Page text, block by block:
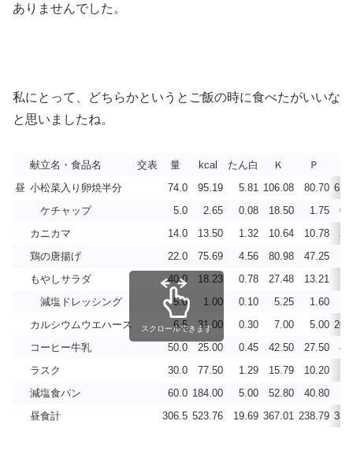
ありませんでした。
私にとって、どちらかというとご飯の時に食べたがいいな
と思いましたね。
献立名・食品名 交表 量 kcal たん白 Ｋ Ｐ
昼 小松菜入り卵焼半分 74.0 95.19 5.81 106.08 80.70
ケチャップ
5.0 2.65 0.08 18.50 1.75
カニカマ
14.0 13.50 1.32 10.64 10.78
鶏の唐揚げ
22.0 75.69 4.56 80.98 47.25
もやしサラダ
40.0 18.23 0.78 27.48 13.21
減塩ドレッシング
5.0 1.00 0.10 5.25 1.60
カルシウムウエハース
6.5 31.00 0.30 7.00 5.00
コーヒー牛乳
50.0 25.00 0.45 42.50 27.50
ラスク
30.0 77.50 1.29 15.79 10.20
減塩食パン
60.0 184.00 5.00 52.80 40.80
昼食計
306.5 523.76 19.69 367.01 238.79
スクロールできます